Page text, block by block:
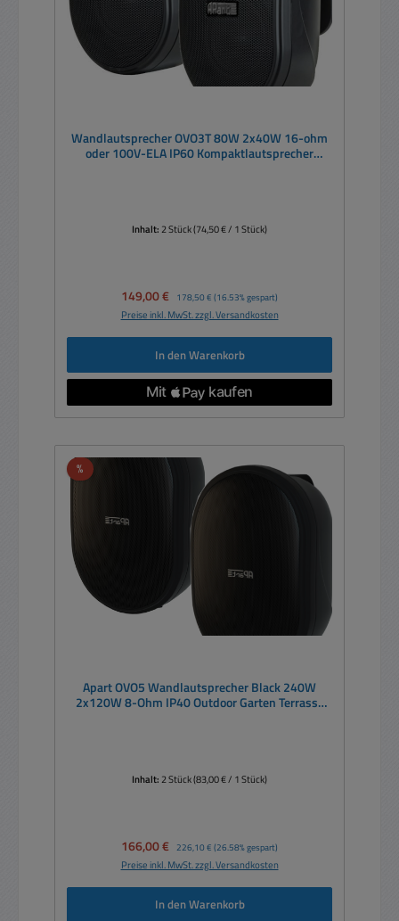
Wandlautsprecher OVO3T 80W 2x40W 16-ohm
oder 100V-ELA IP60 Kompaktlautsprecher
Inhalt:2 Stück(74,50 € / 1 Stück)
Verkaufspreis:
149,00 € Regulärer Preis:
178,50 € (16.53% gespart)
Preise inkl. MwSt. zzgl. Versandkosten
In den Warenkorb
%Rabatt
Apart OVO5 Wandlautsprecher Black 240W
2x120W 8-Ohm IP40 Outdoor Garten Terrasse
Inhalt:2 Stück(83,00 € / 1 Stück)
Verkaufspreis:
166,00 € Regulärer Preis:
226,10 € (26.58% gespart)
Preise inkl. MwSt. zzgl. Versandkosten
In den Warenkorb